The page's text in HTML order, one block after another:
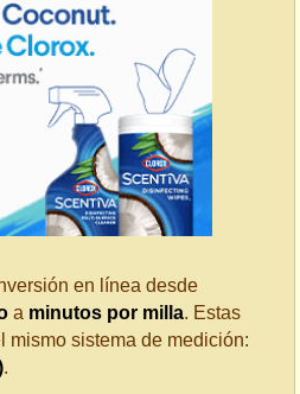
en línea desde
a minutos por milla. Estas
mismo sistema de medición:
.